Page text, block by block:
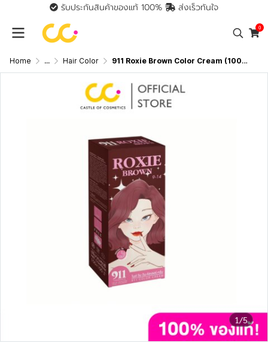
รับประกันสินค้าของแท้ 100% ส่งเร็วทันใจ
0
Home ... Hair Color 911 Roxie Brown Color Cream (100ml +100ml) ร็อกซี่ บราวน์ คัลเลอร์ ครีม
1/5